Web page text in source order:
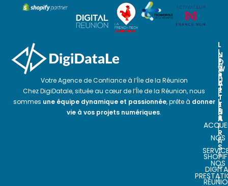
Votre Agence de Confiance à l’Île de la Réunion
Chez DigiDatale, située au cœur de l’Île de la Réunion, nous
sommes une équipe dynamique et passionnée, prête à donner
vie à vos projets numériques.
L
I
E
N
S
U
T
I
L
E
S
NOS
NOS
N
O
S
P
A
R
T
E
N
A
I
R
E
S
N
E
W
S
L
E
T
T
E
R
I
n
s
c
r